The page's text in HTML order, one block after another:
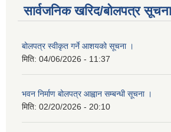
सार्वजनिक खरिद/बोलपत्र सूचना
बोलपत्र स्वीकृत गर्ने आशयको सूचना ।
मिति: 04/06/2026 - 11:37
भवन निर्माण बोलपत्र आह्वान सम्बन्धी सूचना ।
मिति: 02/20/2026 - 20:10